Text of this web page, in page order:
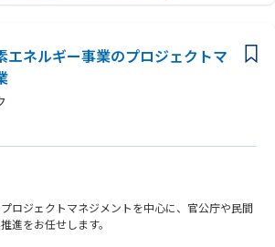
・ヒアリング・読み書き）を有するレベル。
エネルギー事業のプロジェクトマ
ロジェクトマネジメントを中心に、官公庁や民間
進をお任せします。